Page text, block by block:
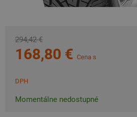
294,42 €
168,80 € Cena s
DPH
Momentálne nedostupné